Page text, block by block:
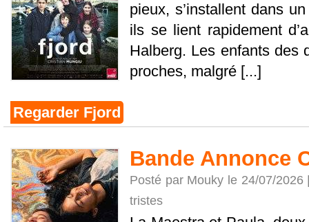
pieux, s’installent dans
ils se lient rapidement
Halberg. Les enfants des
proches, malgré [...]
Regarder Fjord
Bande Annonce
Posté par Mouky le 24/07/
tristes